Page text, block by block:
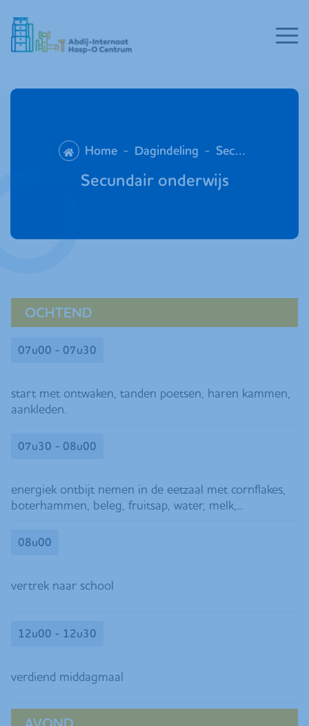
Secundair onderwijs
Home - Dagindeling - Secundair onderwijs
OCHTEND
start met ontwaken, tanden poetsen, haren kammen,
aankleden.
07u00 - 07u30
energiek ontbijt nemen in de eetzaal met cornflakes,
boterhammen, beleg, fruitsap, water, melk,...
07u30 - 08u00
vertrek naar school
08u00
verdiend middagmaal
12u00 - 12u30